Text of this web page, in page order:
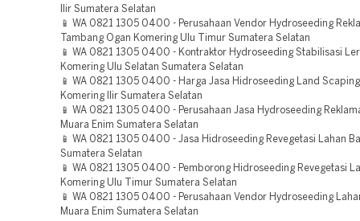
Ilir Sumatera Selatan
📱 WA 0821 1305 0400 - Perusahaan Vendor Hydroseeding
Tambang Ogan Komering Ulu Timur Sumatera Selatan
📱 WA 0821 1305 0400 - Kontraktor Hydroseeding Stabilisasi
Komering Ulu Selatan Sumatera Selatan
📱 WA 0821 1305 0400 - Harga Jasa Hidroseeding Land
Komering Ilir Sumatera Selatan
📱 WA 0821 1305 0400 - Perusahaan Jasa Hydroseeding
Muara Enim Sumatera Selatan
📱 WA 0821 1305 0400 - Jasa Hidroseeding Revegetasi Lahan
Sumatera Selatan
📱 WA 0821 1305 0400 - Pemborong Hidroseeding Revegetasi
Komering Ulu Timur Sumatera Selatan
📱 WA 0821 1305 0400 - Perusahaan Vendor Hydroseeding
Muara Enim Sumatera Selatan